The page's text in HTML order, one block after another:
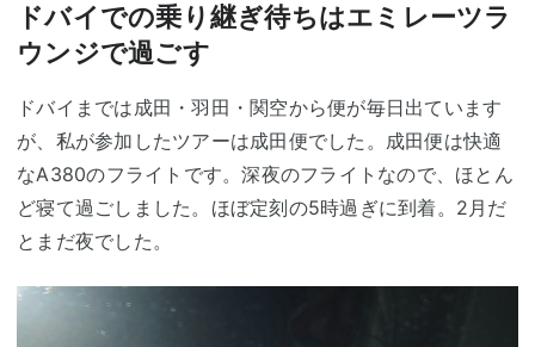
ドバイでの乗り継ぎ待ちはエミレーツラ
ウンジで過ごす
ドバイまでは成田・羽田・関空から便が毎日出ています
が、私が参加したツアーは成田便でした。成田便は快適
なA380のフライトです。深夜のフライトなので、ほとん
ど寝て過ごしました。ほぼ定刻の5時過ぎに到着。2月だ
とまだ夜でした。